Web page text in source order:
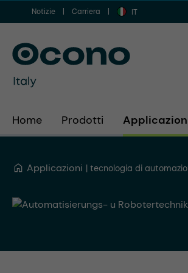
al contenuto principale
Vai alla ricerca
Vai alla navigazione principale
Notizie Carriera IT
Home Prodotti
Applicazioni tecnologia di